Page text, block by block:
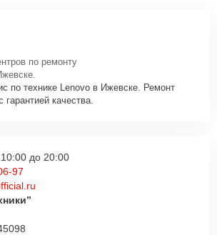
по ремонту
по технике Lenovo в Ижевске. Ремонт
качества.
до 20:00
97